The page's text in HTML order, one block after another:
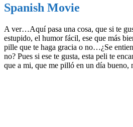
Spanish Movie
A ver…Aquí pasa una cosa, que si te
estupido, el humor fácil, ese que más
pille que te haga gracia o no…¿Se
no? Pues si ese te gusta, esta peli te
que a mi, que me pilló en un día bueno,